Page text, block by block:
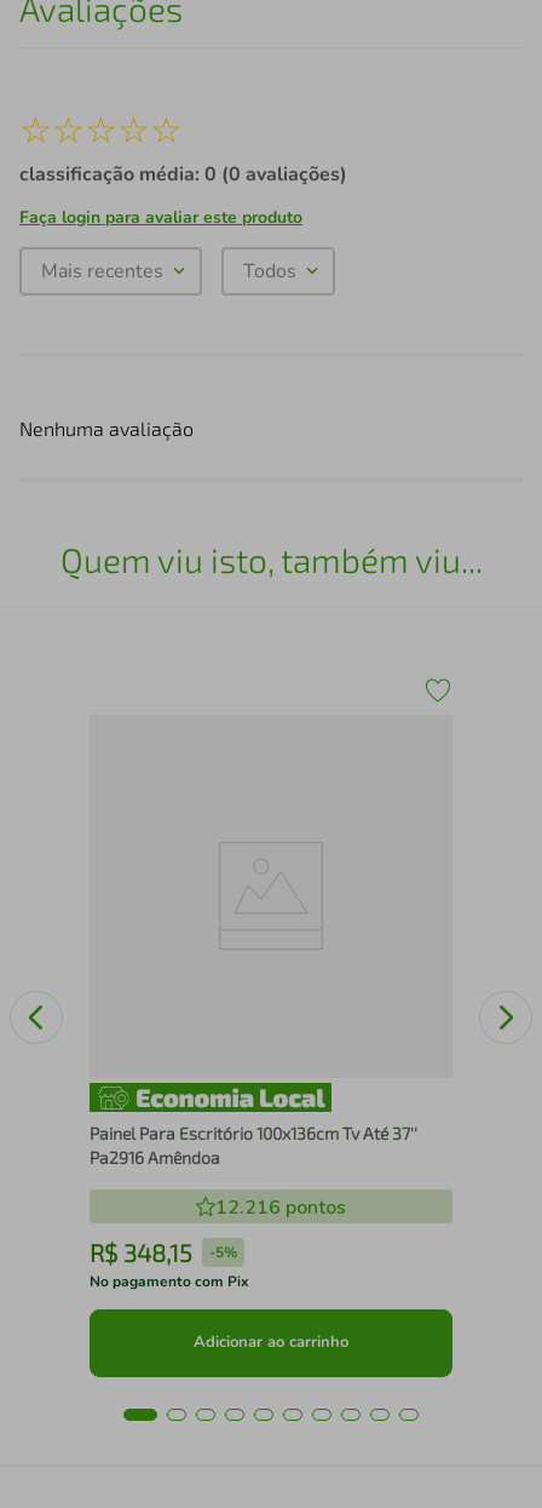
Avaliações
☆☆☆☆☆
classificação média: 0 (0 avaliações)
Faça login para avaliar este produto
Mais recentes Todos
Nenhuma avaliação
Quem viu isto, também viu...
Painel Para Escritório 100x136cm Tv Até 37''
Pa2916 Amêndoa
12.216 pontos
R$ 348,15 -5%
No pagamento com Pix
Adicionar ao carrinho